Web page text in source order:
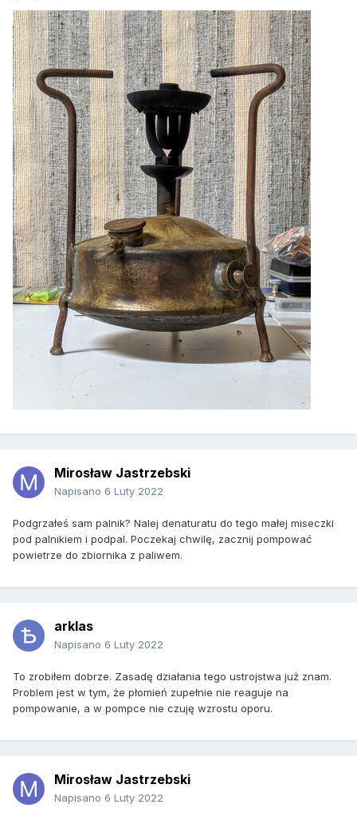
Mirosław Jastrzebski
Napisano 6 Luty 2022
Podgrzałeś sam palnik? Nalej denaturatu do tego małej miseczki
pod palnikiem i podpal. Poczekaj chwilę, zacznij pompować
powietrze do zbiornika z paliwem.
arklas
Napisano 6 Luty 2022
To zrobiłem dobrze. Zasadę działania tego ustrojstwa już znam.
Problem jest w tym, że płomień zupełnie nie reaguje na
pompowanie, a w pompce nie czuję wzrostu oporu.
Mirosław Jastrzebski
Napisano 6 Luty 2022